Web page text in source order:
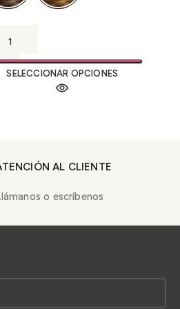
SELECCIONAR OPCIONES
AL CLIENTE
o escríbenos